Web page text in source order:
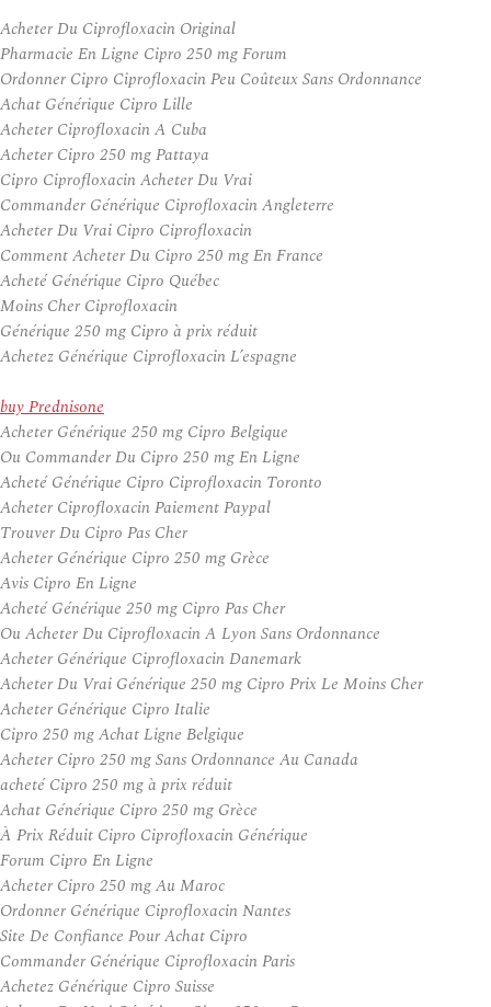
Acheter Du Ciprofloxacin Original
Pharmacie En Ligne Cipro 250 mg Forum
Ordonner Cipro Ciprofloxacin Peu Coûteux Sans Ordonnance
Achat Générique Cipro Lille
Acheter Ciprofloxacin A Cuba
Acheter Cipro 250 mg Pattaya
Cipro Ciprofloxacin Acheter Du Vrai
Commander Générique Ciprofloxacin Angleterre
Acheter Du Vrai Cipro Ciprofloxacin
Comment Acheter Du Cipro 250 mg En France
Acheté Générique Cipro Québec
Moins Cher Ciprofloxacin
Générique 250 mg Cipro à prix réduit
Achetez Générique Ciprofloxacin L’espagne
buy Prednisone
Acheter Générique 250 mg Cipro Belgique
Ou Commander Du Cipro 250 mg En Ligne
Acheté Générique Cipro Ciprofloxacin Toronto
Acheter Ciprofloxacin Paiement Paypal
Trouver Du Cipro Pas Cher
Acheter Générique Cipro 250 mg Grèce
Avis Cipro En Ligne
Acheté Générique 250 mg Cipro Pas Cher
Ou Acheter Du Ciprofloxacin A Lyon Sans Ordonnance
Acheter Générique Ciprofloxacin Danemark
Acheter Du Vrai Générique 250 mg Cipro Prix Le Moins Cher
Acheter Générique Cipro Italie
Cipro 250 mg Achat Ligne Belgique
Acheter Cipro 250 mg Sans Ordonnance Au Canada
acheté Cipro 250 mg à prix réduit
Achat Générique Cipro 250 mg Grèce
À Prix Réduit Cipro Ciprofloxacin Générique
Forum Cipro En Ligne
Acheter Cipro 250 mg Au Maroc
Ordonner Générique Ciprofloxacin Nantes
Site De Confiance Pour Achat Cipro
Commander Générique Ciprofloxacin Paris
Achetez Générique Cipro Suisse